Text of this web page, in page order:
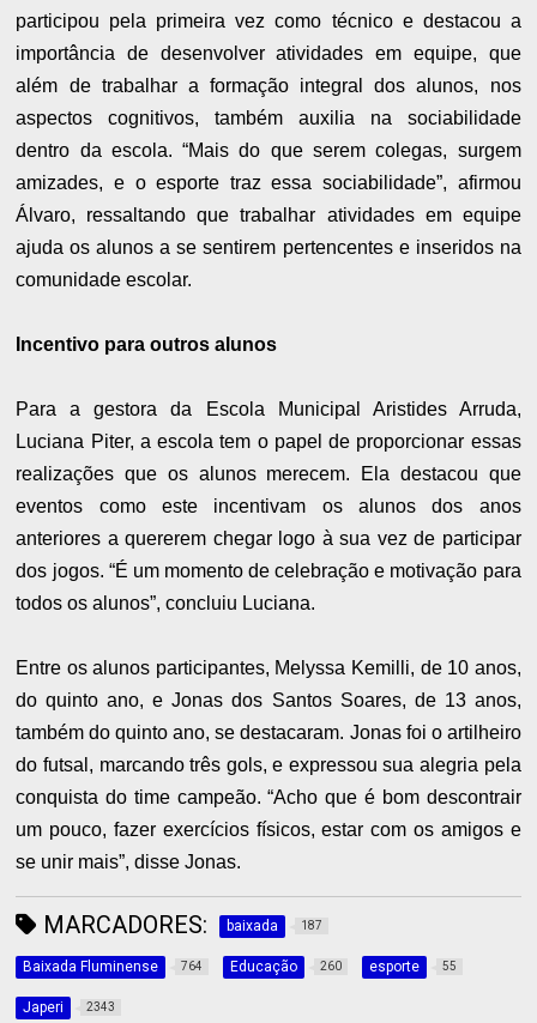
participou pela primeira vez como técnico e destacou a
importância de desenvolver atividades em equipe, que
além de trabalhar a formação integral dos alunos, nos
aspectos cognitivos, também auxilia na sociabilidade
dentro da escola. “Mais do que serem colegas, surgem
amizades, e o esporte traz essa sociabilidade”, afirmou
Álvaro, ressaltando que trabalhar atividades em equipe
ajuda os alunos a se sentirem pertencentes e inseridos na
comunidade escolar.
Incentivo para outros alunos
Para a gestora da Escola Municipal Aristides Arruda,
Luciana Piter, a escola tem o papel de proporcionar essas
realizações que os alunos merecem. Ela destacou que
eventos como este incentivam os alunos dos anos
anteriores a quererem chegar logo à sua vez de participar
dos jogos. “É um momento de celebração e motivação para
todos os alunos”, concluiu Luciana.
Entre os alunos participantes, Melyssa Kemilli, de 10 anos,
do quinto ano, e Jonas dos Santos Soares, de 13 anos,
também do quinto ano, se destacaram. Jonas foi o artilheiro
do futsal, marcando três gols, e expressou sua alegria pela
conquista do time campeão. “Acho que é bom descontrair
um pouco, fazer exercícios físicos, estar com os amigos e
se unir mais”, disse Jonas.
MARCADORES: baixada 187
Baixada Fluminense 764 Educação 260 esporte 55
Japeri 2343